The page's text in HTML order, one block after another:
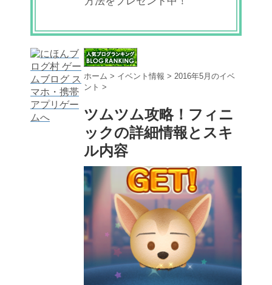
ホーム > イベント情報 > 2016年5月のイベ
ント >
ツムツム攻略！フィニ
ックの詳細情報とスキ
ル内容